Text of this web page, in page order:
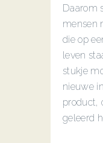
Daarom
mensen
die op
leven
stukje
nieuwe
product,
geleerd